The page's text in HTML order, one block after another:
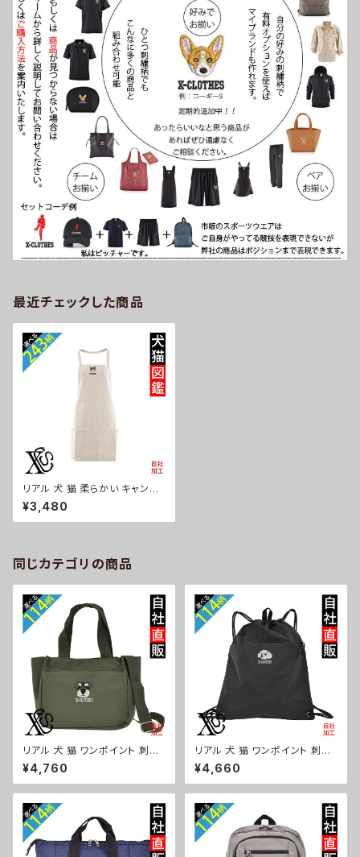
最近チェックした商品
リアル 犬 猫 柔らかい キャンバ
ス ワンポイント ロゴ 刺繍 エプ
ロン ワンピース レディース メン
ズ 首掛け おしゃれ ビブ かわい
シーズー シュナウザー パグ X-
CLOTHES 猫図鑑 犬図鑑 ori-
a-ep3-g10-s
¥3,480
同じカテゴリの商品
リアル 犬 猫 ワンポイント 刺繍
トート ショルダーバッグ カジュ
アル 軽量 レディース メンズ 雑
貨 グッズ 自社ブランド 柄 ギフト
ザー パグ ビションフリーゼ ori-
a-bg181-b10-s
¥4,760
リアル 犬 猫 ワンポイント 刺繍
撥水 ナイロン ナップサック メン
ズ 大容量 ジム サブバッグ レデ
ィース 雑貨 グッズ 自社ブランド
シュナウザー パグ ビションフリ
ーゼ ori-a-bg180-b10-s
¥4,660